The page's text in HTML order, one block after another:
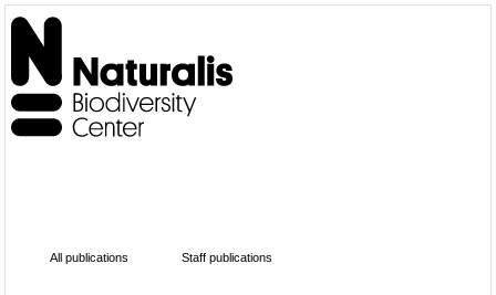
All publications Staff publications